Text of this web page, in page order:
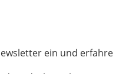
ein und erfahre